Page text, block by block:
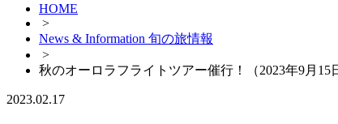
HOME
>
News & Information 旬の旅情報
>
秋のオーロラフライトツアー催行！（2023年9月15
2023.02.17